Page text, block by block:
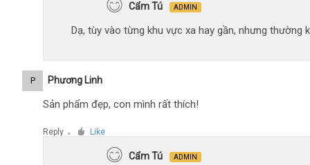
Cẩm Tú ADMIN
Dạ, tùy vào từng khu vực xa hay gần, nhưng thường
P Phương Linh
Sản phẩm đẹp, con mình rất thích!
Reply ● Like
Cẩm Tú ADMIN